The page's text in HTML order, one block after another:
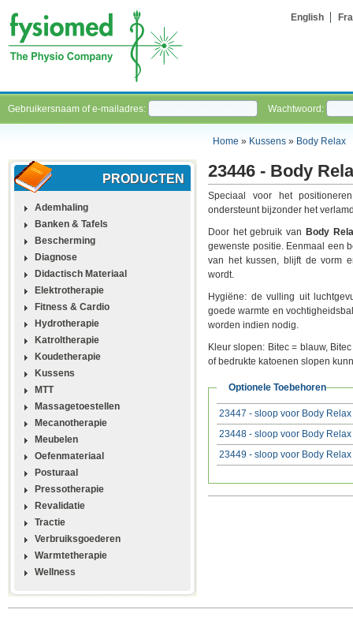
English
Gebruikersnaam of e-mailadres: Wachtwoord:
Home » Kussens» Body Relax
PRODUCTEN
Ademhaling
Banken & Tafels
Bescherming
Diagnose
Didactisch Materiaal
Elektrotherapie
Fitness & Cardio
Hydrotherapie
Katroltherapie
Koudetherapie
Kussens
MTT
Massagetoestellen
Mecanotherapie
Meubelen
Oefenmateriaal
Posturaal
Pressotherapie
Revalidatie
Tractie
Verbruiksgoederen
Warmtetherapie
Wellness
23446 - Body
Speciaal voor het
ondersteunt bijzonder het
Door het gebruik van Body
gewenste positie. Eenmaal een
van het kussen, blijft de vorm
wordt.
Hygiëne: de vulling uit
goede warmte en
worden indien nodig.
Kleur slopen: Bitec = blauw,
of bedrukte katoenen slopen
Optionele Toebehoren
23447 - sloop voor Body Relax
23448 - sloop voor Body
23449 - sloop voor Body Relax